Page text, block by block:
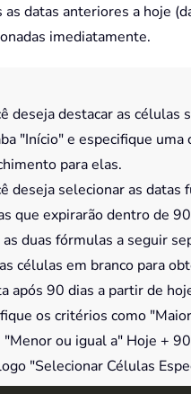
as datas anteriores a hoje
imediatamente.
deseja destacar as células
"Início" e especifique uma
para elas.
deseja selecionar as datas
que expirarão dentro de
duas fórmulas a seguir
células em branco para
após 90 dias a partir de
os critérios como
"Menor ou igual a" Hoje +
"Selecionar Células